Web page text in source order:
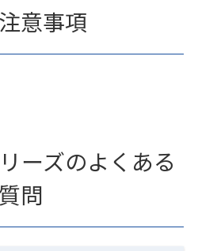
意事項
ーズのよくある
質問